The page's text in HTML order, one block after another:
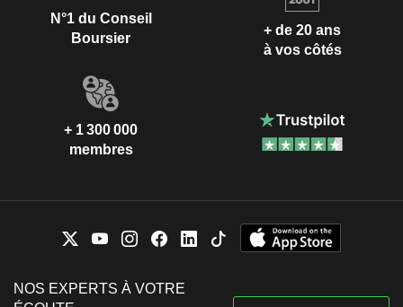
N°1 du Conseil
Boursier
+ de 20 ans
à vos côtés
+ 1 300 000
membres
NOS EXPERTS À VOTRE